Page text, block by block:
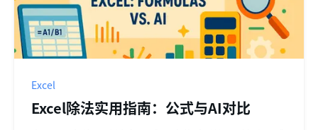
Excel
Excel除法实用指南：公式与AI对比